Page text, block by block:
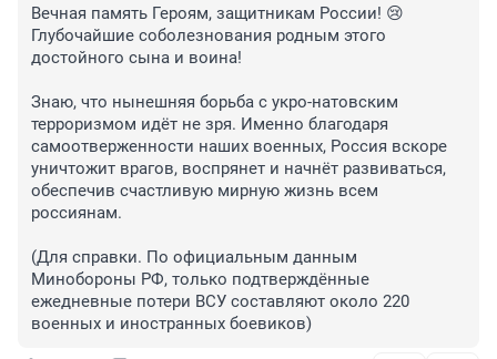
Вечная память Героям, защитникам России! 😢
Глубочайшие соболезнования родным этого
достойного сына и воина!
Знаю, что нынешняя борьба с укро-натовским
терроризмом идёт не зря. Именно благодаря
самоотверженности наших военных, Россия вскоре
уничтожит врагов, воспрянет и начнёт развиваться,
обеспечив счастливую мирную жизнь всем
россиянам.
(Для справки. По официальным данным
Минобороны РФ, только подтверждённые
ежедневные потери ВСУ составляют около 220
военных и иностранных боевиков)